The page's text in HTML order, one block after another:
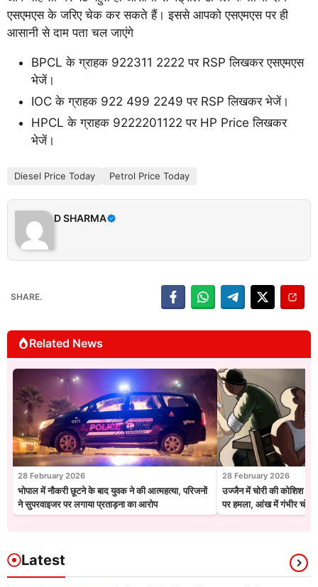
एसएमएस के जरिए चेक कर सकते हैं। इससे आपको एसएमएस पर ही
आसानी से दाम पता चल जाएंगे
BPCL के ग्राहक 922311 2222 पर RSP लिखकर एसएमएस
भेजें।
IOC के ग्राहक 922 499 2249 पर RSP लिखकर भेजें।
HPCL के ग्राहक 9222201122 पर HP Price लिखकर
भेजें।
Diesel Price Today Petrol Price Today
D SHARMA
SHARE.
Related News
28 February 2026
भोपाल में नौकरी छूटने के बाद युवक ने की आत्महत्या, परिजनों
ने सुपरवाइजर पर लगाया प्रताड़ना का आरोप
28 February 2026
उज्जैन में चोरी की कोशिश
पर हमला, आंख में गंभीर चोट
Latest